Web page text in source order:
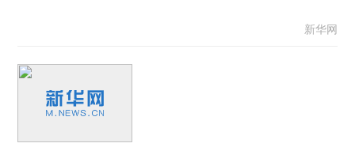
新华网